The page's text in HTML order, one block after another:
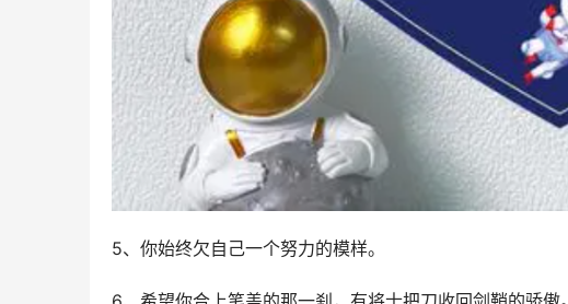
5、你始终欠自己一个努力的模样。